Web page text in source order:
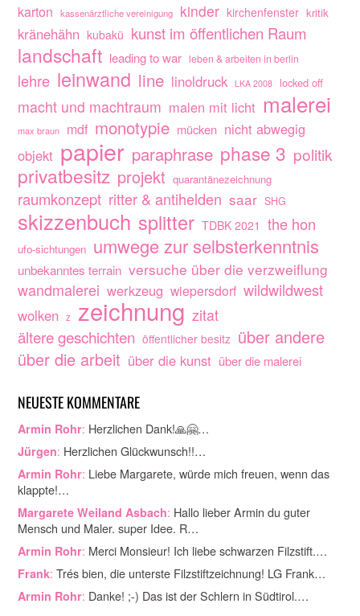
karton kassenärztliche vereinigung kinder kirchenfenster kritik
kränehähn kubakü kunst im öffentlichen Raum
landschaft leading to war leben & arbeiten in berlin
lehre leinwand line linoldruck LKA 2008 locked off
macht und machtraum malen mit licht malerei
max braun mdf monotypie mücken nicht abwegig
objekt papier paraphrase phase 3 politik
privatbesitz projekt quarantänezeichnung
raumkonzept ritter & antihelden saar SHG
skizzenbuch splitter TDBK 2021 the hon
ufo-sichtungen umwege zur selbsterkenntnis
unbekanntes terrain versuche über die verzweiflung
wandmalerei werkzeug wiepersdorf wildwildwest
wolken z zeichnung zitat
ältere geschichten öffentlicher besitz über andere
über die arbeit über die kunst über die malerei
NEUESTE KOMMENTARE
Armin Rohr: Herzlichen Dank!🙏🤗…
Jürgen: Herzlichen Glückwunsch!!…
Armin Rohr: Liebe Margarete, würde mich freuen, wenn das
klappte!…
Margarete Weiland Asbach: Hallo lieber Armin du guter
Mensch und Maler. super Idee. R…
Armin Rohr: Merci Monsieur! Ich liebe schwarzen Filzstift.…
Frank: Trés bien, die unterste Filzstiftzeichnung! LG Frank…
Armin Rohr: Danke! ;-) Das ist der Schlern in Südtirol.…